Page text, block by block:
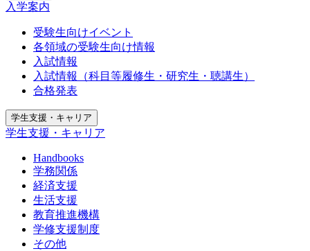
入学案内
受験生向けイベント
各領域の受験生向け情報
入試情報
入試情報（科目等履修生・研究生・聴講生）
合格発表
学生支援・キャリア
学生支援・キャリア
Handbooks
学務関係
経済支援
生活支援
教育推進機構
学修支援制度
その他